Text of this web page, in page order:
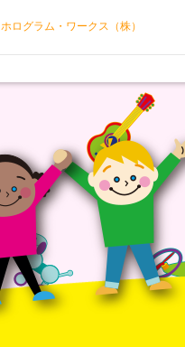
ホログラム・ワークス（株）